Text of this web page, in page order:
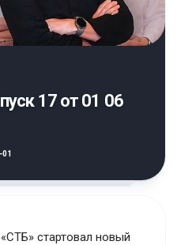
17 от 01 06
стартовал новый